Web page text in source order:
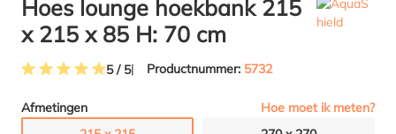
Hoes lounge hoekbank 215
x 215 x 85 H: 70 cm
5 / 5 Productnummer: 5732
Afmetingen
Hoe moet ik meten?